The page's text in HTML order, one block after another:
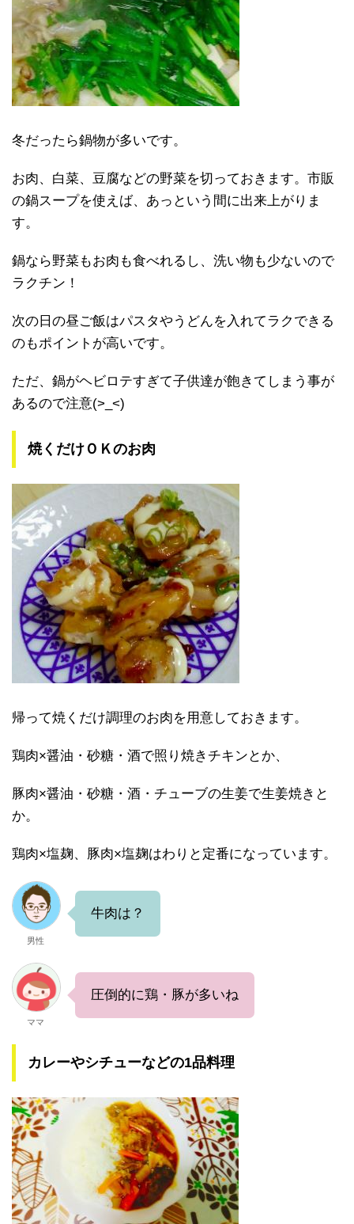
冬だったら鍋物が多いです。
お肉、白菜、豆腐などの野菜を切っておきます。市販
の鍋スープを使えば、あっという間に出来上がりま
す。
鍋なら野菜もお肉も食べれるし、洗い物も少ないので
ラクチン！
次の日の昼ご飯はパスタやうどんを入れてラクできる
のもポイントが高いです。
ただ、鍋がヘビロテすぎて子供達が飽きてしまう事が
あるので注意(>_<)
焼くだけＯＫのお肉
帰って焼くだけ調理のお肉を用意しておきます。
鶏肉×醤油・砂糖・酒で照り焼きチキンとか、
豚肉×醤油・砂糖・酒・チューブの生姜で生姜焼きと
か。
鶏肉×塩麹、豚肉×塩麹はわりと定番になっています。
男性
牛肉は？
ママ
圧倒的に鶏・豚が多いね
カレーやシチューなどの1品料理